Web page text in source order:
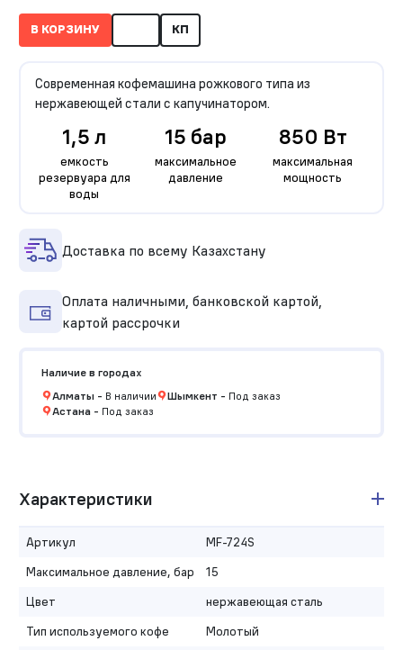
В КОРЗИНУ КП
Современная кофемашина рожкового типа из
нержавеющей стали с капучинатором.
1,5 л
емкость
резервуара для
воды
15 бар
максимальное
давление
850 Вт
максимальная
мощность
Доставка по всему Казахстану
Оплата наличными, банковской картой,
картой рассрочки
Наличие в городах
Алматы- В наличии Шымкент - Под заказ
Астана- Под заказ
Характеристики
Артикул
MF-724S
Максимальное давление, бар
15
Цвет
нержавеющая сталь
Тип используемого кофе
Молотый